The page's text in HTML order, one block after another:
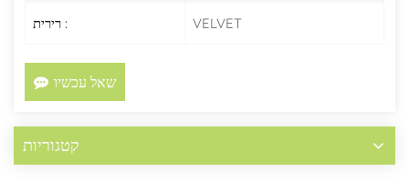
רירית :
VELVET
שאל עכשיו
קטגוריות